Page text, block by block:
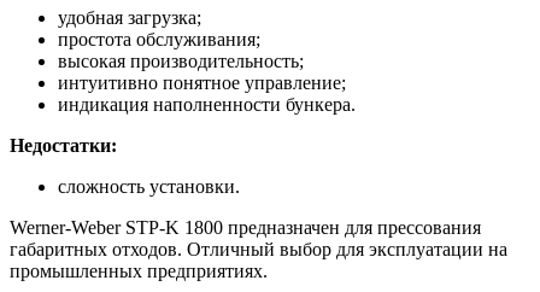
удобная загрузка;
простота обслуживания;
высокая производительность;
интуитивно понятное управление;
индикация наполненности бункера.
Недостатки:
сложность установки.
Werner-Weber STP-K 1800 предназначен для прессования
габаритных отходов. Отличный выбор для эксплуатации на
промышленных предприятиях.